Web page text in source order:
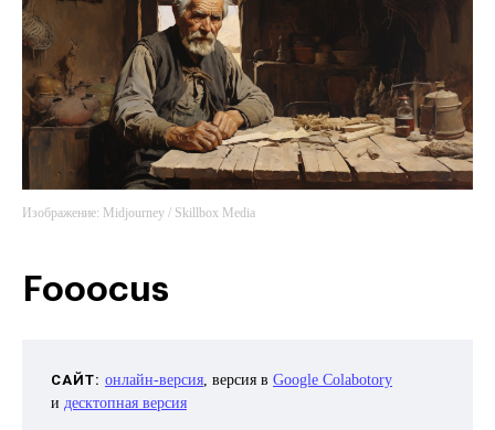
Изображение: Midjourney / Skillbox Media
Fooocus
САЙТ: онлайн-версия , версия в Google Colabotory
и десктопная версия